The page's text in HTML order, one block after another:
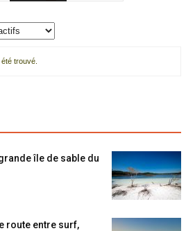
trouvé.
île de sable du
route entre surf,